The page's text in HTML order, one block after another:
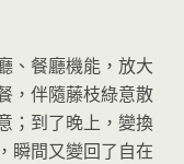
、餐廳機能，放大
，伴隨藤枝綠意散
；到了晚上，變換
瞬間又變回了自在